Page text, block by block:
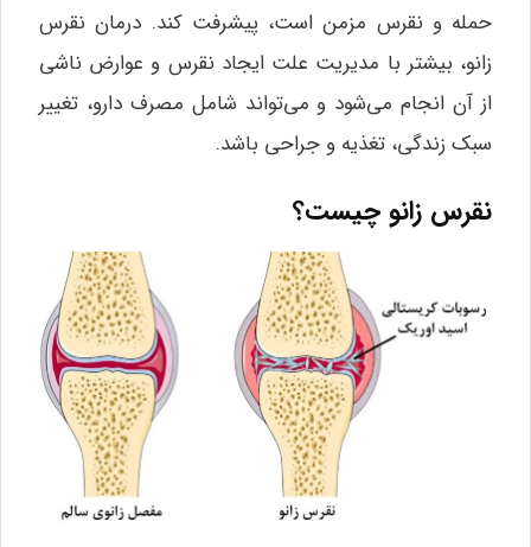
حمله و نقرس مزمن است، پیشرفت کند. درمان نقرس
زانو، بیشتر با مدیریت علت ایجاد نقرس و عوارض ناشی
از آن انجام می‌شود و می‌تواند شامل مصرف دارو، تغییر
سبک زندگی، تغذیه و جراحی باشد.
نقرس زانو چیست؟